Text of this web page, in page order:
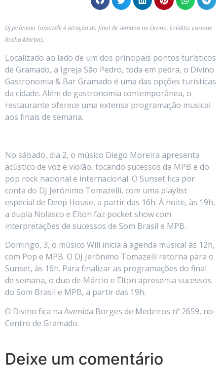
DJ Jerônimo Tomazelli é atração do final de semana no Divino. Crédito: Luciane
Rocha Martins.
Localizado ao lado de um dos principais pontos turísticos
de Gramado, a Igreja São Pedro, toda em pedra, o Divino
Gastronomia & Bar Gramado é uma das opções turísticas
da cidade. Além de gastronomia contemporânea, o
restaurante oferece uma extensa programação musical
aos finais de semana.
No sábado, dia 2, o músico Diego Moreira apresenta
acústico de voz e violão, tocando sucessos da MPB e do
pop rock nacional e internacional. O Sunset fica por
conta do DJ Jerônimo Tomazelli, com uma playlist
especial de Deep House, a partir das 16h. À noite, às 19h,
a dupla Nolasco e Elton faz pocket show com
interpretações de sucessos de Som Brasil e MPB.
Domingo, 3, o músico Will inicia a agenda musical às 12h,
com Pop e MPB. O DJ Jerônimo Tomazelli retorna para o
Sunset, às 16h. Para finalizar as programações do final
de semana, o duo de Márcio e Elton apresenta sucessos
do Som Brasil e MPB, a partir das 19h.
O Divino fica na Avenida Borges de Medeiros nº 2659, no
Centro de Gramado.
Deixe um comentário